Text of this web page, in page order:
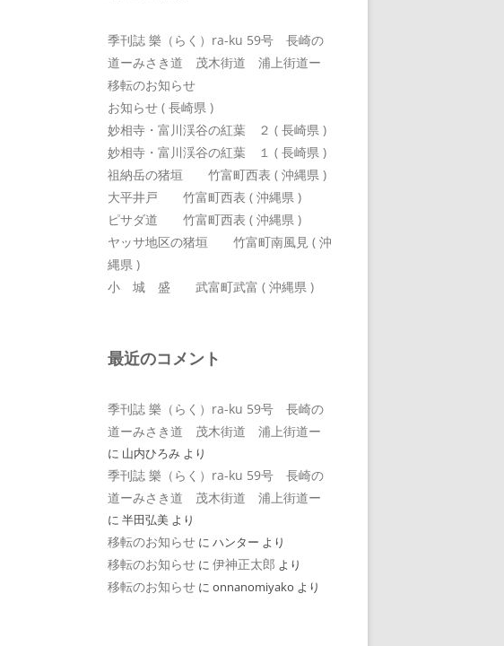
季刊誌 樂（らく）ra-ku 59号 長崎の
道ーみさき道 茂木街道 浦上街道ー
移転のお知らせ
お知らせ ( 長崎県 )
妙相寺・富川渓谷の紅葉 ２ ( 長崎県 )
妙相寺・富川渓谷の紅葉 １ ( 長崎県 )
祖納岳の猪垣 竹富町西表 ( 沖縄県 )
大平井戸 竹富町西表 ( 沖縄県 )
ピサダ道 竹富町西表 ( 沖縄県 )
ヤッサ地区の猪垣 竹富町南風見 ( 沖
縄県 )
小 城 盛 武富町武富 ( 沖縄県 )
最近のコメント
季刊誌 樂（らく）ra-ku 59号 長崎の
道ーみさき道 茂木街道 浦上街道ー
に 山内ひろみ より
季刊誌 樂（らく）ra-ku 59号 長崎の
道ーみさき道 茂木街道 浦上街道ー
に 半田弘美 より
移転のお知らせ に ハンター より
移転のお知らせ に 伊神正太郎 より
移転のお知らせ に onnanomiyako より